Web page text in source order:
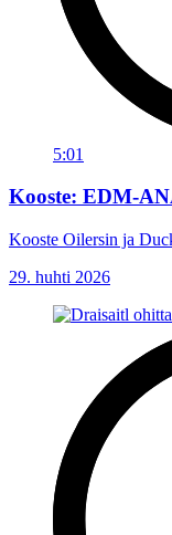
5:01
Kooste: EDM-
Kooste Oilersin ja
29. huhti 2026